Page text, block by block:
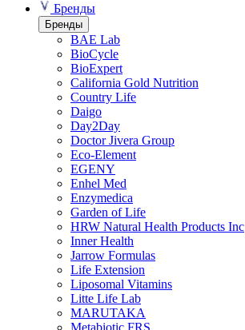
Бренды
Бренды
BAE Lab
BioCycle
BioExpert
California Gold Nutrition
Country Life
Daigo
Day2Day
Doctor Jivera Group
Eco-Element
EGENY
Enhel Med
Enzymedica
Garden of Life
HRW Natural Health Products Inc
Inner Health
Jarrow Formulas
Life Extension
Liposomal Vitamins
Litte Life Lab
MARUTAKA